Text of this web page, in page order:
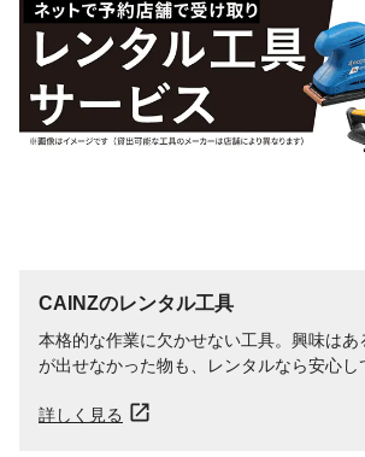
CAINZのレンタル工具
本格的な作業に欠かせない工具。興味はあ
が出せなかった物も、レンタルなら安心し
詳しく見る